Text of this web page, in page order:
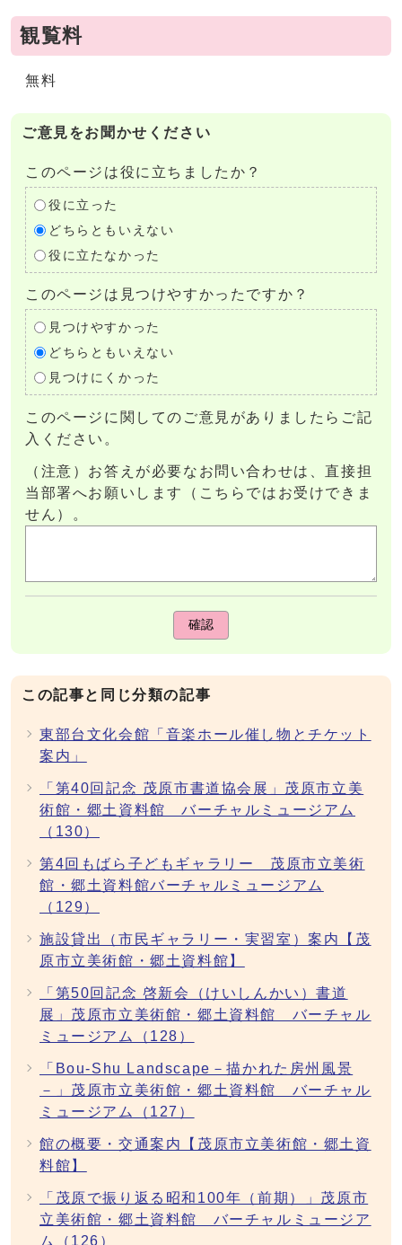
観覧料
無料
ご意見をお聞かせください
このページは役に立ちましたか？
役に立った
どちらともいえない
役に立たなかった
このページは見つけやすかったですか？
見つけやすかった
どちらともいえない
見つけにくかった
このページに関してのご意見がありましたらご記
入ください。
（注意）お答えが必要なお問い合わせは、直接担
当部署へお願いします（こちらではお受けできま
せん）。
確認
この記事と同じ分類の記事
東部台文化会館「音楽ホール催し物とチケット
案内」
「第40回記念 茂原市書道協会展」茂原市立美
術館・郷土資料館 バーチャルミュージアム
（130）
第4回もばら子どもギャラリー 茂原市立美術
館・郷土資料館バーチャルミュージアム
（129）
施設貸出（市民ギャラリー・実習室）案内【茂
原市立美術館・郷土資料館】
「第50回記念 啓新会（けいしんかい）書道
展」茂原市立美術館・郷土資料館 バーチャル
ミュージアム（128）
「Bou-Shu Landscape－描かれた房州風景
－」茂原市立美術館・郷土資料館 バーチャル
ミュージアム（127）
館の概要・交通案内【茂原市立美術館・郷土資
料館】
「茂原で振り返る昭和100年（前期）」茂原市
立美術館・郷土資料館 バーチャルミュージア
ム（126）